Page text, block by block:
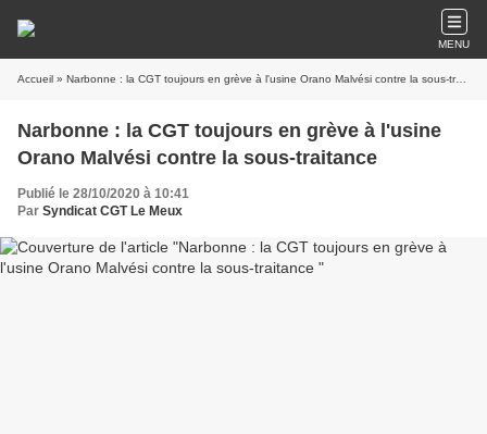
MENU
Accueil » Narbonne : la CGT toujours en grève à l'usine Orano Malvési contre la sous-traitance
Narbonne : la CGT toujours en grève à l'usine
Orano Malvési contre la sous-traitance
Publié le 28/10/2020 à 10:41
Par Syndicat CGT Le Meux